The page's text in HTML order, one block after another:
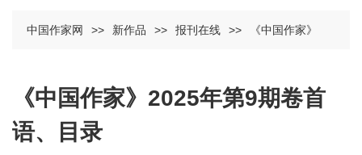
中国作家网 >> 新作品 >> 报刊在线 >> 《中国作家》
《中国作家》2025年第9期卷首
语、目录